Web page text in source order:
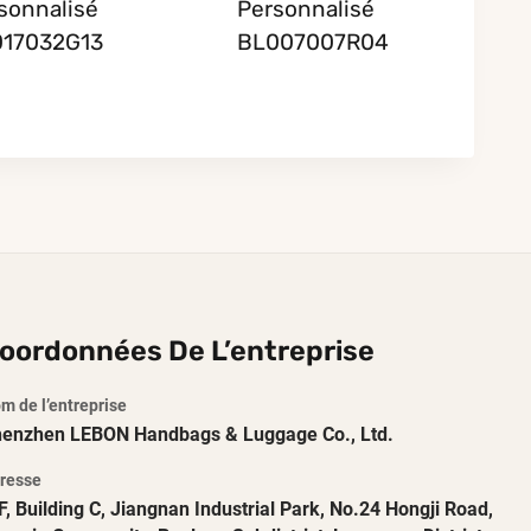
Personnalisé
BL007007R04
De L’entreprise
de l’entreprise
LEBON Handbags & Luggage Co., Ltd.
Building C, Jiangnan Industrial Park, No.24 Hongji Road,